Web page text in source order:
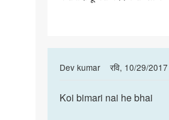
लङके
Dev kumar
रवि, 10/29/
In
to
Koi
Koi bimari nai he bhai